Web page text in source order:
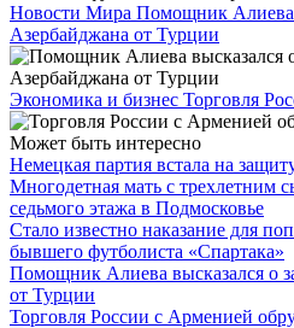
Новости Мира Помощник Алиева
Азербайджана от Турции
Экономика и бизнес Торговля
Может быть интересно
Немецкая партия встала на
Многодетная мать с трехлетним
седьмого этажа в Подмосковье
Стало известно наказание для
бывшего футболиста «Спартака»
Помощник Алиева высказался о
от Турции
Торговля России с Арменией